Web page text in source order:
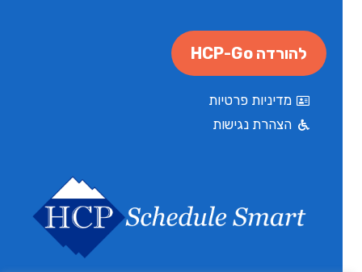
להורדה HCP-Go
מדיניות פרטיות
הצהרת נגישות